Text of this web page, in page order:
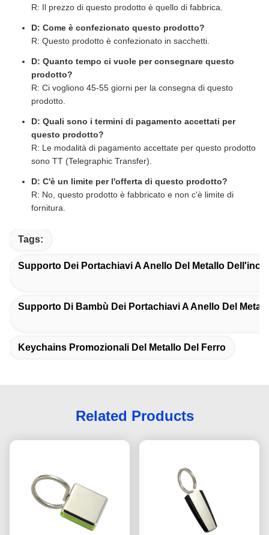
R: Il prezzo di questo prodotto è quello di fabbrica.
D: Come è confezionato questo prodotto?
R: Questo prodotto è confezionato in sacchetti.
D: Quanto tempo ci vuole per consegnare questo
prodotto?
R: Ci vogliono 45-55 giorni per la consegna di questo
prodotto.
D: Quali sono i termini di pagamento accettati per
questo prodotto?
R: Le modalità di pagamento accettate per questo prodotto
sono TT (Telegraphic Transfer).
D: C'è un limite per l'offerta di questo prodotto?
R: No, questo prodotto è fabbricato e non c'è limite di
fornitura.
Tags:
Supporto Dei Portachiavi A Anello Del Metallo
Supporto Di Bambù Dei Portachiavi A Anello Del
Keychains Promozionali Del Metallo Del Ferro
Related Products